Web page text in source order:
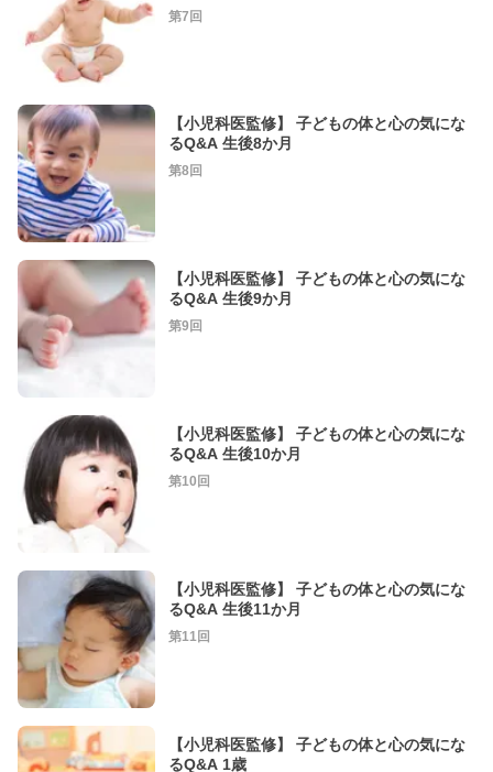
第7回
【小児科医監修】 子どもの体と心の気にな
るQ&A 生後8か月
第8回
【小児科医監修】 子どもの体と心の気にな
るQ&A 生後9か月
第9回
【小児科医監修】 子どもの体と心の気にな
るQ&A 生後10か月
第10回
【小児科医監修】 子どもの体と心の気にな
るQ&A 生後11か月
第11回
【小児科医監修】 子どもの体と心の気にな
るQ&A 1歳